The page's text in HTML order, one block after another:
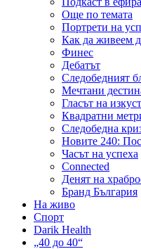
Още по темата
Портрети на
Как да живеем
Финес
Дебатът
Следобедният
Мечтани
Гласът на
Квадратни
Следобедна
Новите 240:
Часът на успеха
Connected
Денят на
Бранд България
На живо
Спорт
Darik Health
„40 до 40“